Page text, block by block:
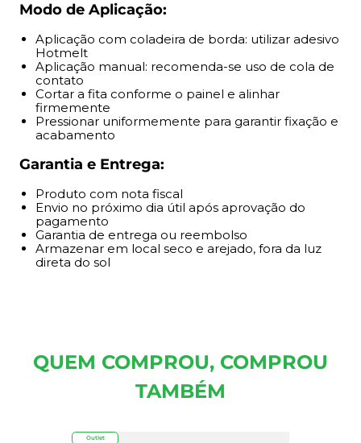
Garantia de entrega ou reembolso
do sol
Modo de Aplicação:
Aplicação com coladeira de borda: utilizar adesivo
Hotmelt
Aplicação manual: recomenda-se uso de cola de
contato
Cortar a fita conforme o painel e alinhar
firmemente
Pressionar uniformemente para garantir fixação e
acabamento
Garantia e Entrega:
Produto com nota fiscal
Envio no próximo dia útil após aprovação do
pagamento
Garantia de entrega ou reembolso
Armazenar em local seco e arejado, fora da luz
direta do sol
QUEM COMPROU, COMPROU
TAMBÉM
Outlet